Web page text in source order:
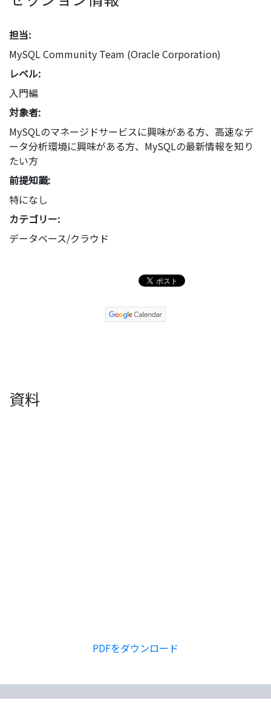
担当:
MySQL Community Team (Oracle Corporation)
レベル:
入門編
対象者:
MySQLのマネージドサービスに興味がある方、高速なデ
ータ分析環境に興味がある方、MySQLの最新情報を知り
たい方
前提知識:
特になし
カテゴリー:
データベース/クラウド
資料
PDFをダウンロード